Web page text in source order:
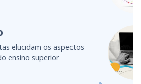
Ensino a distância
Fique por dentro das principais
discussões acerca do EAD